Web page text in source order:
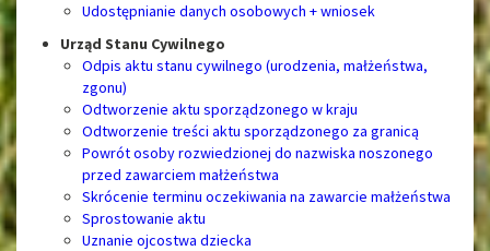
Udostępnianie danych osobowych + wniosek
Urząd Stanu Cywilnego
Odpis aktu stanu cywilnego (urodzenia, małżeństwa,
zgonu)
Odtworzenie aktu sporządzonego w kraju
Odtworzenie treści aktu sporządzonego za granicą
Powrót osoby rozwiedzionej do nazwiska noszonego
przed zawarciem małżeństwa
Skrócenie terminu oczekiwania na zawarcie małżeństwa
Sprostowanie aktu
Uznanie ojcostwa dziecka